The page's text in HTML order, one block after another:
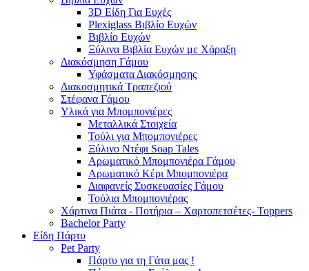
3D Είδη Για Ευχές
Plexiglass Βιβλίο Ευχών
Βιβλίο Ευχών
Ξύλινα Βιβλία Ευχών με Χάραξη
Διακόσμηση Γάμου
Υφάσματα Διακόσμησης
Διακοσμητικά Τραπεζιού
Στέφανα Γάμου
Υλικά για Μπομπονιέρες
Μεταλλικά Στοιχεία
Τούλι για Μπομπονιέρες
Ξύλινο Ντέφι Soap Tales
Αρωματικό Μπομπονιέρα Γάμου
Αρωματικό Κέρι Μπομπονιέρα
Διαφανείς Συσκευασίες Γάμου
Τούλια Μπομπονιέρας
Χάρτινα Πιάτα - Ποτήρια – Χαρτοπετσέτες- Toppers
Bachelor Party
Είδη Πάρτυ
Pet Party
Πάρτυ για τη Γάτα μας !